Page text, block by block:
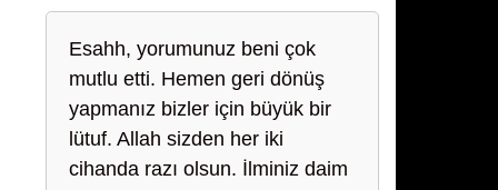
Esahh, yorumunuz beni çok
mutlu etti. Hemen geri dönüş
yapmanız bizler için büyük bir
lütuf. Allah sizden her iki
cihanda razı olsun. İlminiz daim